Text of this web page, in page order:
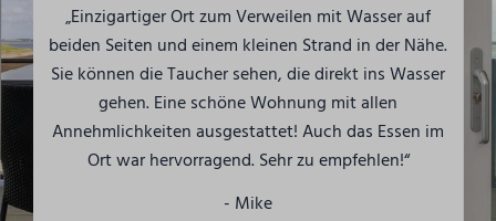
„Einzigartiger Ort zum Verweilen mit Wasser auf
beiden Seiten und einem kleinen Strand in der Nähe.
Sie können die Taucher sehen, die direkt ins Wasser
gehen. Eine schöne Wohnung mit allen
Annehmlichkeiten ausgestattet! Auch das Essen im
Ort war hervorragend. Sehr zu empfehlen!“
- Mike